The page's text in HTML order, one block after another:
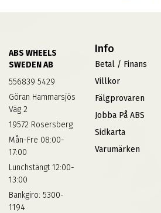
ABS WHEELS
SWEDEN AB
556839 5429
Göran Hammarsjös
Väg 2
19572 Rosersberg
Mån-Fre 08:00-
17:00
Lunchstängt 12:00-
13:00
Bankgiro: 5300-
1194
Info
Betal / Finans
Villkor
Fälgprovaren
Jobba På ABS
Sidkarta
Varumärken